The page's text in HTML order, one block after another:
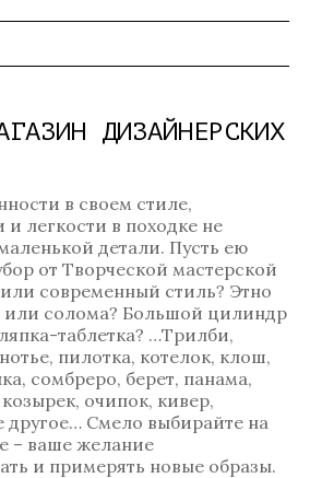
ДИЗАЙНЕРСКИХ
в своем стиле,
легкости в походке не
детали. Пусть ею
от Творческой мастерской
современный стиль? Этно
или солома? Большой цилиндр
таблетка? …Трилби,
пилотка, котелок, клош,
сомбреро, берет, панама,
очипок, кивер,
другое… Смело выбирайте на
– ваше желание
и примерять новые образы.